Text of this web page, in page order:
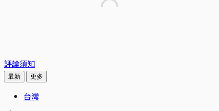
評論須知
最新 更多
台灣